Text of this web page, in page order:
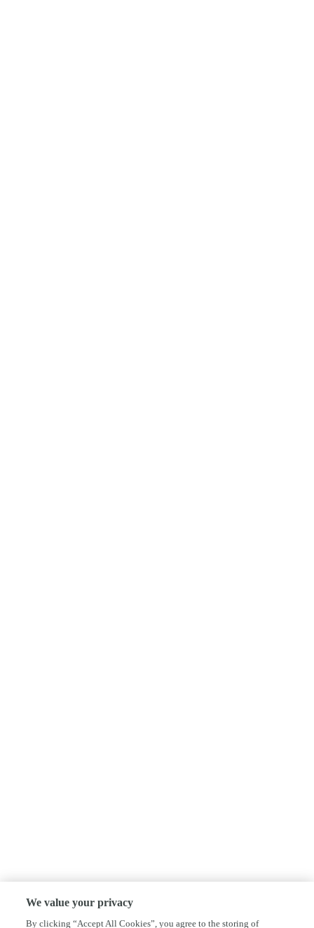
We value your privacy
By clicking “Accept All Cookies”, you agree to the storing of